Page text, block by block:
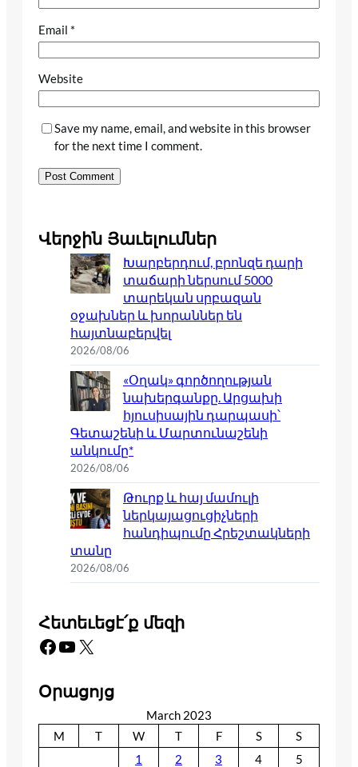
Email *
Website
Save my name, email, and website in this browser
for the next time I comment.
Վերջին Յաւելումներ
Խարբերդում, բրոնզե դարի
տաճարի ներսում 5000
տարեկան սրբազան
օջախներ և խորաններ են
հայտնաբերվել
2026/08/06
«Օղակ» գործողության
նախերգանքը. Արցախի
հյուսիսային դարպասի՝
Գետաշենի և Մարտունաշենի
անկումը*
2026/08/06
Թուրք և հայ մամուլի
ներկայացուցիչների
հանդիպումը Հրեշտակների
տանը
2026/08/06
Հետեւեցէ՛ք մեզի
Facebook YouTube X
Օրացոյց
March 2023
M
T W T F S
S
1
2 3 4
5